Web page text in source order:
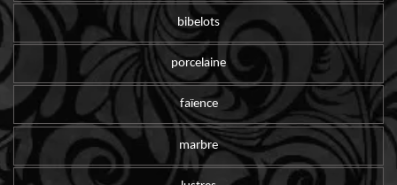
bibelots
porcelaine
faïence
marbre